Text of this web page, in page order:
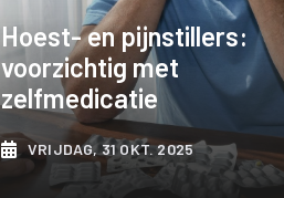
Hoest- en pijnstillers:
voorzichtig met
zelfmedicatie
VRIJDAG, 31 OKT. 2025